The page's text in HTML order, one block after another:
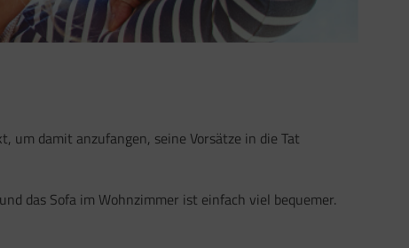
um damit anzufangen, seine Vorsätze in die Tat
das Sofa im Wohnzimmer ist einfach viel bequemer.